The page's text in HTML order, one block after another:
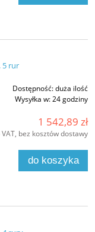
5 rur
Dostępność:duża ilość
Wysyłka w:24 godziny
1 542,89 zł
bez kosztów dostawy
do koszyka